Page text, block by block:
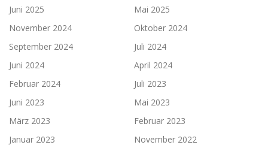
Juni 2025
Mai 2025
November 2024
Oktober 2024
September 2024
Juli 2024
Juni 2024
April 2024
Februar 2024
Juli 2023
Juni 2023
Mai 2023
März 2023
Februar 2023
Januar 2023
November 2022